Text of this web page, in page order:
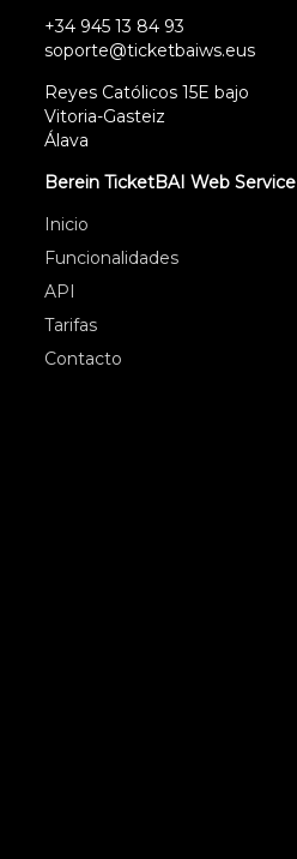
+34 945 13 84 93
soporte@ticketbaiws.eus
Reyes Católicos 15E bajo
Vitoria-Gasteiz
Álava
Berein TicketBAI Web Service
Inicio
Funcionalidades
API
Tarifas
Contacto